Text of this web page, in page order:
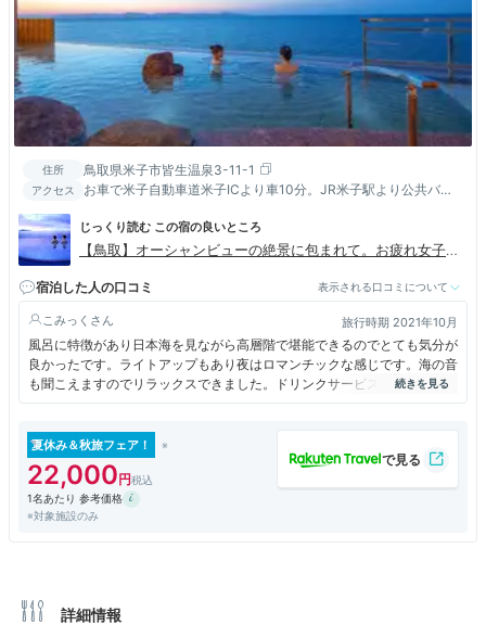
住所 鳥取県米子市皆生温泉3-11-1
アクセス
お車で米子自動車道米子ICより車10分。JR米子駅より公共バ
じっくり読む この宿の良いところ
【鳥取】オーシャンビューの絶景に包まれて。お疲れ女子を
宿泊した人の口コミ 表示される口コミについて
こみっく 旅行時期 2021年10月
風呂に特徴があり日本海を見ながら高層階で堪能できるのでとても気分が
良かったです。ライトアップもあり夜はロマンチックな感じです。海の音
も聞こえますのでリラックスできました。ドリンクサービスやアメニティ
ーが充実しているので管内でゆったりと過ごすことが出来ます。
夏休み＆秋旅フェア！
22,000
1名あたり 参考価格
※対象施設のみ
詳細情報